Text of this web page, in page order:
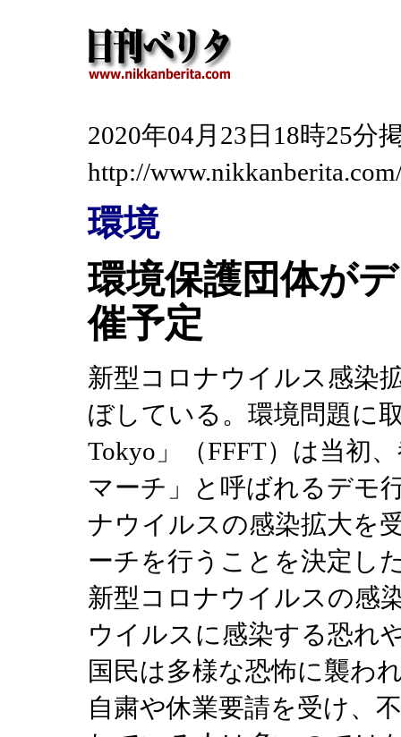
2020年04月23日18時25
http://
環境
環境保護団体が
催予定
新型コロナウイルス感染
ぼしている。環境問題に
Tokyo」（FFFT）は当初
マーチ」と呼ばれるデモ
ナウイルスの感染拡大を
ーチを行うことを決定
新型コロナウイルスの感
ウイルスに感染する恐れ
国民は多様な恐怖に襲わ
自粛や休業要請を受け、